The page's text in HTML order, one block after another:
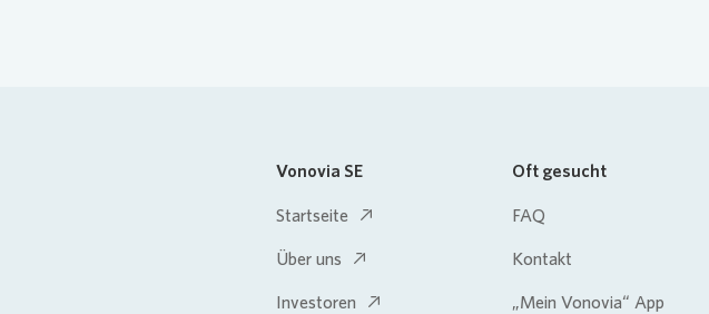
Vonovia SE
Startseite
Über uns
Investoren
Oft gesucht
FAQ
Kontakt
„Mein Vonovia“ App